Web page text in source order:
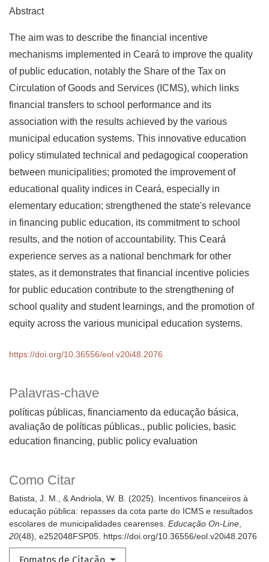
Palavras-chave
políticas públicas, financiamento da educação básica,
avaliação de políticas públicas. public policies, basic
education financing, public policy evaluation
Como Citar
Batista, J. M., & Andriola, W. B. (2025). Incentivos financeiros à
educação pública: repasses da cota parte do ICMS e resultados
escolares de municipalidades cearenses. Educação On-Line,
20(48), e252048FSP05. https://doi.org/10.36556/eol.v20i48.2076
Abstract
The aim was to describe the financial incentive
mechanisms implemented in Ceará to improve the quality
of public education, notably the Share of the Tax on
Circulation of Goods and Services (ICMS), which links
financial transfers to school performance and its
association with the results achieved by the various
municipal education systems. This innovative education
policy stimulated technical and pedagogical cooperation
between municipalities; promoted the improvement of
educational quality indices in Ceará, especially in
elementary education; strengthened the state's relevance
in financing public education, its commitment to school
results, and the notion of accountability. This Ceará
experience serves as a national benchmark for other
states, as it demonstrates that financial incentive policies
for public education contribute to the strengthening of
school quality and student learnings, and the promotion of
equity across the various municipal education systems.
https://doi.org/10.36556/eol.v20i48.2076